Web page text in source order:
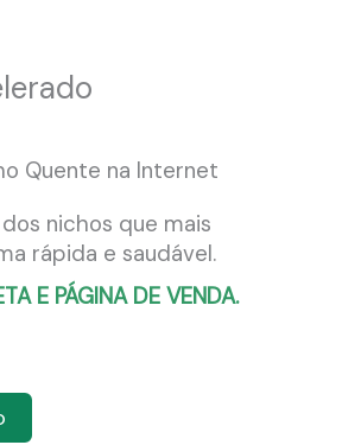
Quente na Internet
nichos que mais
rápida e saudável.
E PÁGINA DE VENDA.